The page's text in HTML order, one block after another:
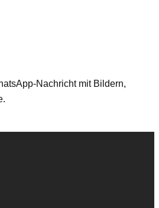
Nachricht mit Bildern,